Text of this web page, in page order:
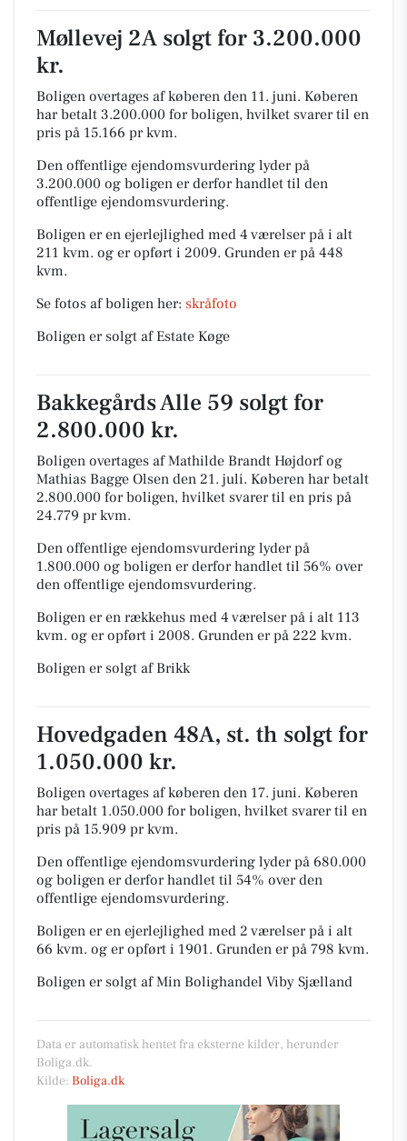
Møllevej 2A solgt for 3.200.000
kr.
Boligen overtages af køberen den 11. juni. Køberen
har betalt 3.200.000 for boligen, hvilket svarer til en
pris på 15.166 pr kvm.
Den offentlige ejendomsvurdering lyder på
3.200.000 og boligen er derfor handlet til den
offentlige ejendomsvurdering.
Boligen er en ejerlejlighed med 4 værelser på i alt
211 kvm. og er opført i 2009. Grunden er på 448
kvm.
Se fotos af boligen her: skråfoto
Boligen er solgt af Estate Køge
Bakkegårds Alle 59 solgt for
2.800.000 kr.
Boligen overtages af Mathilde Brandt Højdorf og
Mathias Bagge Olsen den 21. juli. Køberen har betalt
2.800.000 for boligen, hvilket svarer til en pris på
24.779 pr kvm.
Den offentlige ejendomsvurdering lyder på
1.800.000 og boligen er derfor handlet til 56% over
den offentlige ejendomsvurdering.
Boligen er en rækkehus med 4 værelser på i alt 113
kvm. og er opført i 2008. Grunden er på 222 kvm.
Boligen er solgt af Brikk
Hovedgaden 48A, st. th solgt for
1.050.000 kr.
Boligen overtages af køberen den 17. juni. Køberen
har betalt 1.050.000 for boligen, hvilket svarer til en
pris på 15.909 pr kvm.
Den offentlige ejendomsvurdering lyder på 680.000
og boligen er derfor handlet til 54% over den
offentlige ejendomsvurdering.
Boligen er en ejerlejlighed med 2 værelser på i alt
66 kvm. og er opført i 1901. Grunden er på 798 kvm.
Boligen er solgt af Min Bolighandel Viby Sjælland
Data er automatisk hentet fra eksterne kilder, herunder
Boliga.dk.
Kilde: Boliga.dk